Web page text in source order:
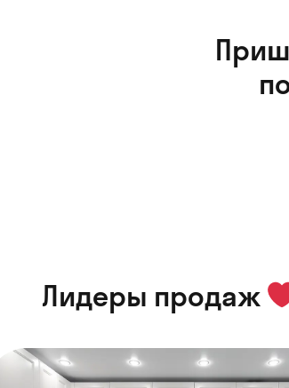
Лидеры продаж